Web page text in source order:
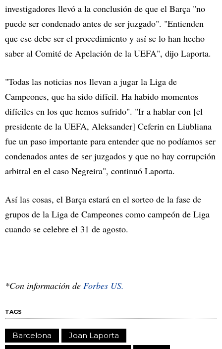
investigadores llevó a la conclusión de que el Barça "no
puede ser condenado antes de ser juzgado". "Entienden
que ese debe ser el procedimiento y así se lo han hecho
saber al Comité de Apelación de la UEFA", dijo Laporta.
"Todas las noticias nos llevan a jugar la Liga de
Campeones, que ha sido difícil. Ha habido momentos
difíciles en los que hemos sufrido". "Ir a hablar con [el
presidente de la UEFA, Aleksander] Ceferin en Liubliana
fue un paso importante para entender que no podíamos ser
condenados antes de ser juzgados y que no hay corrupción
arbitral en el caso Negreira", continuó Laporta.
Así las cosas, el Barça estará en el sorteo de la fase de
grupos de la Liga de Campeones como campeón de Liga
cuando se celebre el 31 de agosto.
*Con información de Forbes US.
TAGS
Barcelona
Joan Laporta